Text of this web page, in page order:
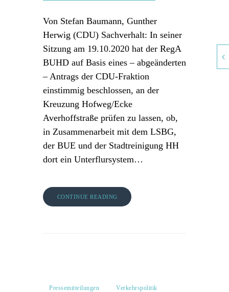
Von Stefan Baumann, Gunther
Herwig (CDU) Sachverhalt: In seiner
Sitzung am 19.10.2020 hat der RegA
BUHD auf Basis eines – abgeänderten
– Antrags der CDU-Fraktion
einstimmig beschlossen, an der
Kreuzung Hofweg/Ecke
Averhoffstraße prüfen zu lassen, ob,
in Zusammenarbeit mit dem LSBG,
der BUE und der Stadtreinigung HH
dort ein Unterflursystem…
CONTINUE READING
Pressemitteilungen Verkehrspolitik